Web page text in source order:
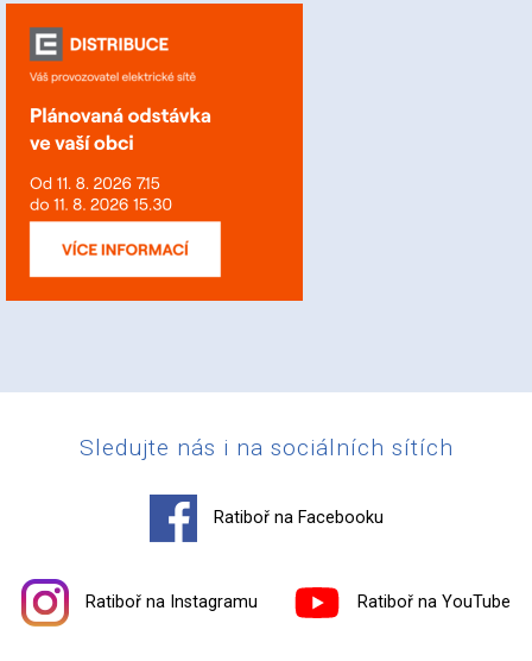
Sledujte nás i na sociálních sítích
Ratiboř na Facebooku
Ratiboř na Instagramu Ratiboř na YouTube